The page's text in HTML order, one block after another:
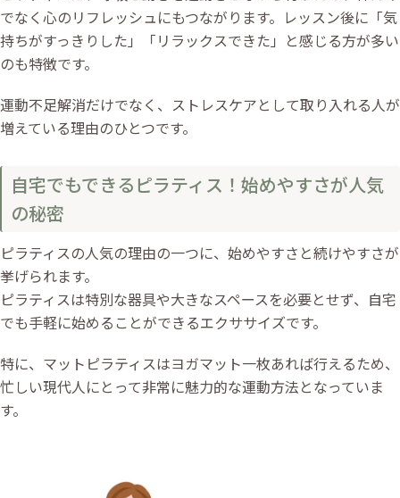
でなく心のリフレッシュにもつながります。レッスン後に「気
持ちがすっきりした」「リラックスできた」と感じる方が多い
のも特徴です。
運動不足解消だけでなく、ストレスケアとして取り入れる人が
増えている理由のひとつです。
自宅でもできるピラティス！始めやすさが人気
の秘密
ピラティスの人気の理由の一つに、始めやすさと続けやすさが
挙げられます。
ピラティスは特別な器具や大きなスペースを必要とせず、自宅
でも手軽に始めることができるエクササイズです。
特に、マットピラティスはヨガマット一枚あれば行えるため、
忙しい現代人にとって非常に魅力的な運動方法となっていま
す。